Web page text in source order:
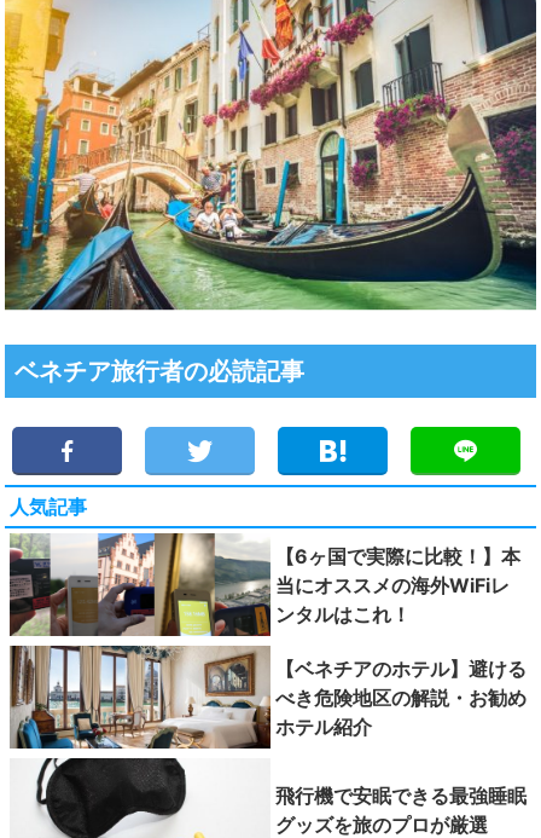
ベネチア旅行者の必読記事
人気記事
【6ヶ国で実際に比較！】本
当にオススメの海外WiFiレ
ンタルはこれ！
【ベネチアのホテル】避ける
べき危険地区の解説・お勧め
ホテル紹介
飛行機で安眠できる最強睡眠
グッズを旅のプロが厳選